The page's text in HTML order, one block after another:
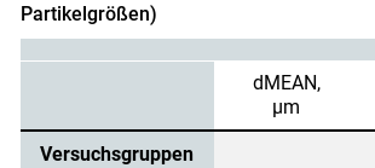
Partikelgrößen)
dMEAN,
µm
Versuchsgruppen